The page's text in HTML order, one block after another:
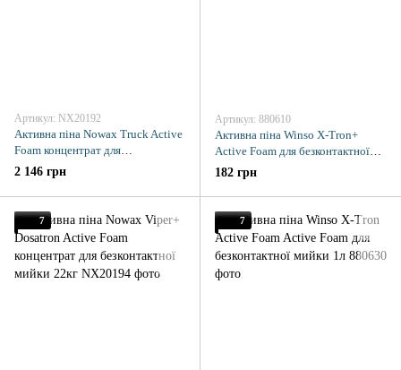
Артикул: NX20192
Активна піна Nowax Truck Active
Foam концентрат для
безконтактної мийки 22кг
2 146 грн
Артикул: 880610
Активна піна Winso X-Tron+
Active Foam для безконтактної
мийки 1л
182 грн
7 7